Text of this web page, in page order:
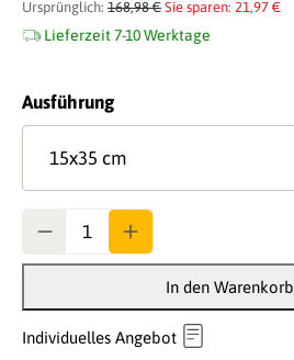
Ursprünglich: 168,98 € Sie sparen: 21,97 €
Lieferzeit 7-10 Werktage
Ausführungauswählen
In den Warenkorb
Individuelles Angebot